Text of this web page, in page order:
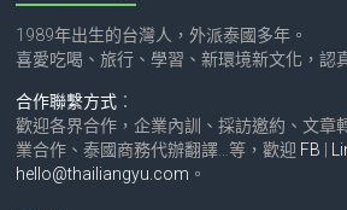
1989年出生的台灣人，外派泰國多年。
喜愛吃喝、旅行、學習、新環境新文化，認
合作聯繫方式 ：
歡迎各界合作，企業內訓、採訪邀約、文章
業合作、泰國商務代辦翻譯…等，歡迎 FB
hello@thailiangyu.com 。